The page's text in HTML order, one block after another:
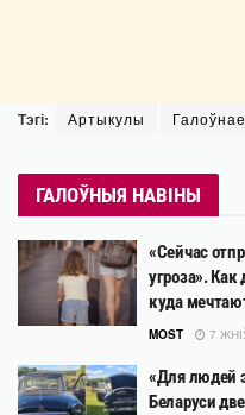
Тэгі: Артыкулы Галоўнае
ГАЛОЎНЫЯ НАВІНЫ
«Сейчас
угроза».
куда
MOST 7
«Для людей
Беларуси